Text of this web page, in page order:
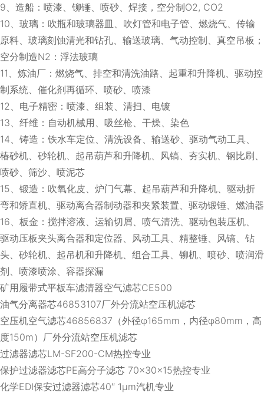
9、造船：喷漆、铆锤、喷砂、焊接，空分制O2, CO2
10、玻璃：吹瓶和玻璃器皿、吹灯管和电子管、燃烧气、传输
原料、玻璃刻蚀清光和钻孔、输送玻璃、气动控制、真空吊板；
空分制造N2：浮法玻璃
11、炼油厂：燃烧气、排空和清洗油路、起重和升降机、驱动控
制系统、催化剂再循环、喷砂、喷漆
12、电子精密：喷漆、组装、清扫、电镀
13、纤维：自动机械用、吸丝枪、干燥、染色
14、铸造：铁水车定位、清洗设备、输送砂、驱动气动工具、
椿砂机、砂轮机、起吊葫芦和升降机、风镐、夯实机、钢比刷、
喷砂、筛沙、喷泥芯
15、锻造：吹氧化皮、炉门气幕、起吊葫芦和升降机、驱动折
弯和矫直机、驱动离合器制动器和夹紧装置、驱动锻锤、燃油器
16、板金：搅拌溶液、运输切屑、喷气清洗、驱动包装压机、
驱动压板夹头离合器和定位器、风动工具、精整锤、风镐、钻
头、砂轮机、起吊机和升降机、组合工具、铆机、喷砂、喷润滑
剂、喷漆喷涂、容器探漏
矿用履带式平板车滤清器空气滤芯CE500
油气分离器芯46853107厂外分流站空压机滤芯
空压机空气滤芯46856837（外径φ165mm，内径φ80mm，高
度150m）厂外分流站空压机滤芯
过滤器滤芯LM-SF200-CM热控专业
保护过滤器滤芯PE高分子滤芯 70×30×15热控专业
化学EDI保安过滤器滤芯40′′ 1μm汽机专业